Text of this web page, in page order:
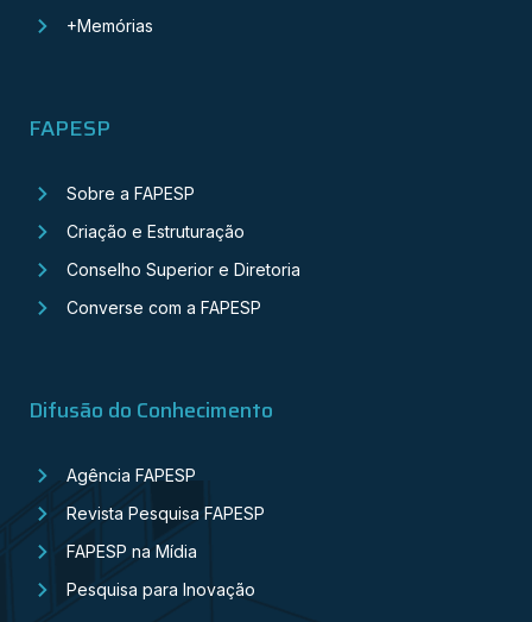
+Memórias
FAPESP
Sobre a FAPESP
Criação e Estruturação
Conselho Superior e Diretoria
Converse com a FAPESP
Difusão do Conhecimento
Agência FAPESP
Revista Pesquisa FAPESP
FAPESP na Mídia
Pesquisa para Inovação